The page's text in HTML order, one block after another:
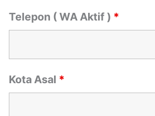
Telepon ( WA Aktif ) *
Kota Asal *